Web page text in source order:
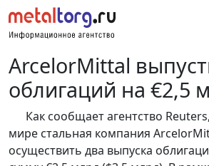
ArcelorMittal
облигаций на €2,5
Как сообщает агентство
мире стальная компания
осуществить два выпуска